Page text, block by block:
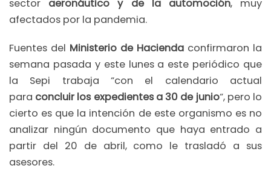
sector aeronáutico y de la automoción, muy
afectados por la pandemia.
Fuentes del Ministerio de Hacienda confirmaron la
semana pasada y este lunes a este periódico que
la Sepi trabaja “con el calendario actual
para concluir los expedientes a 30 de junio“, pero lo
cierto es que la intención de este organismo es no
analizar ningún documento que haya entrado a
partir del 20 de abril, como le trasladó a sus
asesores.